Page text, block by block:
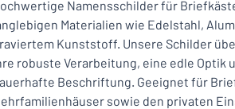
Namensschilder
Aufkleber
Verkehr und Fahrzeuge
Bestseller
Material
Herstellung
Haus
und
Namensschilder für
Materialien wie Edelstahl,
Kunststoff. Unsere Schilder
robuste Verarbeitung, eine edle Optik
Beschriftung. Geeignet für
sowie den privaten